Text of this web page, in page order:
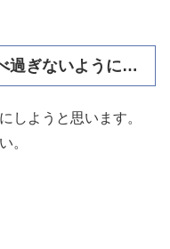
過ぎないように…
しようと思います。
。